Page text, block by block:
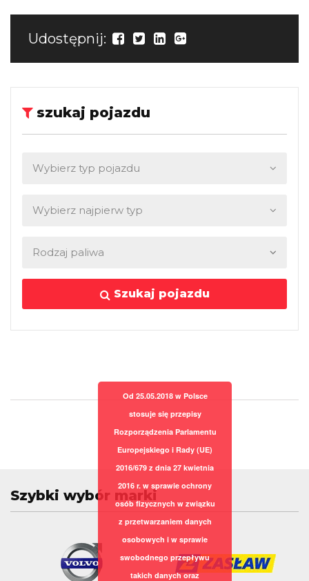
Udostępnij:
szukaj pojazdu
Szukaj pojazdu
Szybki wybór marki
Od 25.05.2018 w Polsce
stosuje się przepisy
Rozporządzenia Parlamentu
Europejskiego i Rady (UE)
2016/679 z dnia 27 kwietnia
2016 r. w sprawie ochrony
osób fizycznych w związku
z przetwarzaniem danych
osobowych i w sprawie
swobodnego przepływu
takich danych oraz